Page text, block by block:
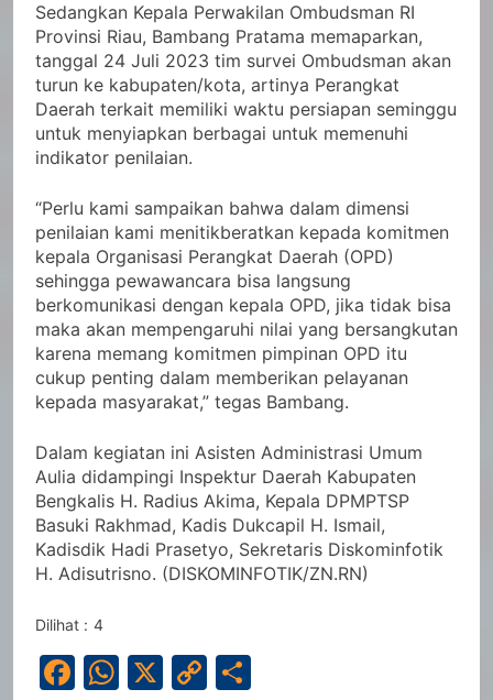
Sedangkan Kepala Perwakilan Ombudsman RI
Provinsi Riau, Bambang Pratama memaparkan,
tanggal 24 Juli 2023 tim survei Ombudsman akan
turun ke kabupaten/kota, artinya Perangkat
Daerah terkait memiliki waktu persiapan seminggu
untuk menyiapkan berbagai untuk memenuhi
indikator penilaian.
“Perlu kami sampaikan bahwa dalam dimensi
penilaian kami menitikberatkan kepada komitmen
kepala Organisasi Perangkat Daerah (OPD)
sehingga pewawancara bisa langsung
berkomunikasi dengan kepala OPD, jika tidak bisa
maka akan mempengaruhi nilai yang bersangkutan
karena memang komitmen pimpinan OPD itu
cukup penting dalam memberikan pelayanan
kepada masyarakat,” tegas Bambang.
Dalam kegiatan ini Asisten Administrasi Umum
Aulia didampingi Inspektur Daerah Kabupaten
Bengkalis H. Radius Akima, Kepala DPMPTSP
Basuki Rakhmad, Kadis Dukcapil H. Ismail,
Kadisdik Hadi Prasetyo, Sekretaris Diskominfotik
H. Adisutrisno. (DISKOMINFOTIK/ZN.RN)
Dilihat : 4
Facebook
WhatsApp
X
Copy